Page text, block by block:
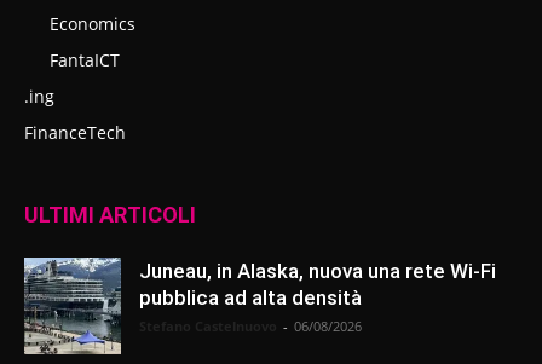
Economics
FantaICT
.ing
FinanceTech
ULTIMI ARTICOLI
Juneau, in Alaska, nuova una rete Wi-Fi
pubblica ad alta densità
- 06/08/2026